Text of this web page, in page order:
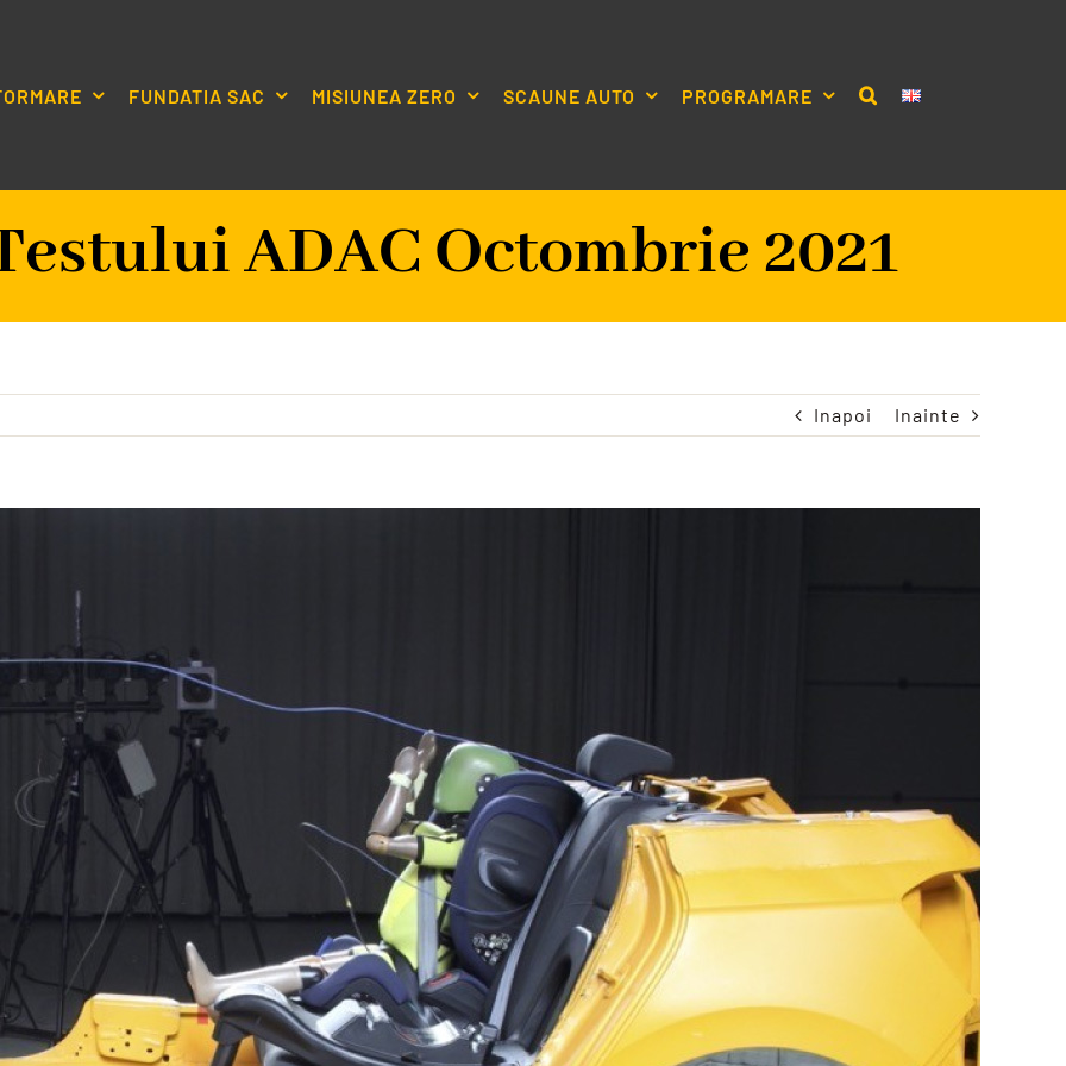
FUNDATIA SAC MISIUNEA ZERO SCAUNE AUTO PROGRAMARE
ADAC Octombrie 2021
Inapoi Inainte